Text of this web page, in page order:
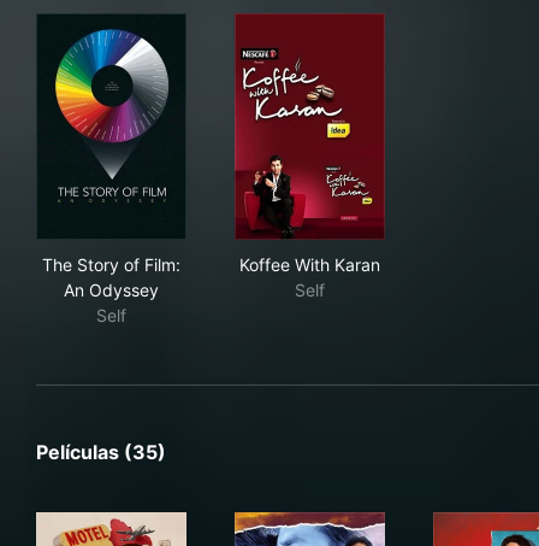
The Story of Film:
An Odyssey
Self
Koffee With Karan
Self
Películas (35)